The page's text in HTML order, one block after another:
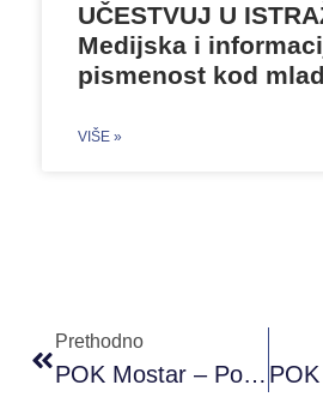
UČESTVUJ U
Medijska i
pismenost kod
VIŠE »
Prethodno
POK Mostar – Posjeta Americkog Kutka Mostar 29.04.2019